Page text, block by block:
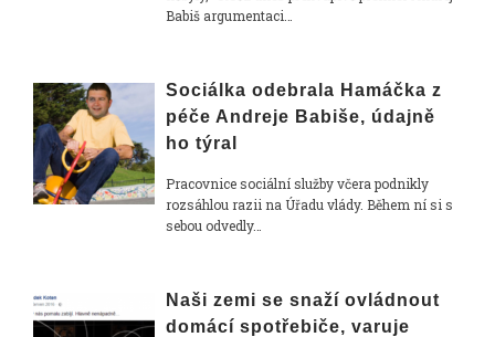
Babiš argumentaci…
Sociálka odebrala Hamáčka z
péče Andreje Babiše, údajně
ho týral
Pracovnice sociální služby včera podnikly
rozsáhlou razii na Úřadu vlády. Během ní si s
sebou odvedly…
Naši zemi se snaží ovládnout
domácí spotřebiče, varuje